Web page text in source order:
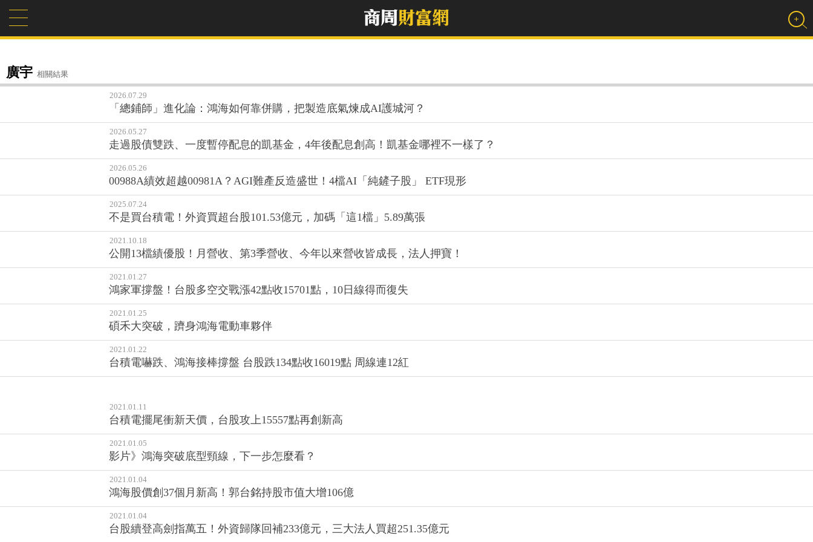
廣宇 相關結果
2026.07.29
「總鋪師」進化論：鴻海如何靠併購，把製造底氣煉成AI護城河？
2026.05.27
走過股債雙跌、一度暫停配息的凱基金，4年後配息創高！凱基金哪裡不一樣了？
2026.05.26
00988A績效超越00981A？AGI難產反造盛世！4檔AI「純鏟子股」 ETF現形
2025.07.24
不是買台積電！外資買超台股101.53億元，加碼「這1檔」5.89萬張
2021.10.18
公開13檔績優股！月營收、第3季營收、今年以來營收皆成長，法人押寶！
2021.01.27
鴻家軍撐盤！台股多空交戰漲42點收15701點，10日線得而復失
2021.01.25
碩禾大突破，躋身鴻海電動車夥伴
2021.01.22
台積電嚇跌、鴻海接棒撐盤 台股跌134點收16019點 周線連12紅
2021.01.11
台積電擺尾衝新天價，台股攻上15557點再創新高
2021.01.05
影片》鴻海突破底型頸線，下一步怎麼看？
2021.01.04
鴻海股價創37個月新高！郭台銘持股市值大增106億
2021.01.04
台股續登高劍指萬五！外資歸隊回補233億元，三大法人買超251.35億元